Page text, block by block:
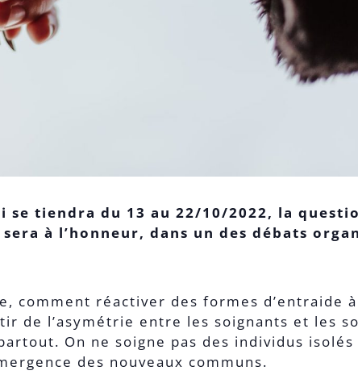
se tiendra du 13 au 22/10/2022, la
à l’honneur, dans un des débats
comment réactiver des formes d’entraide
de l’asymétrie entre les soignants et les
On ne soigne pas des individus isolés
des nouveaux communs.